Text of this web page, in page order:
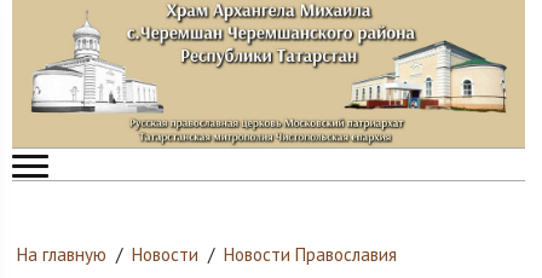
На главную / Новости / Новости Православия